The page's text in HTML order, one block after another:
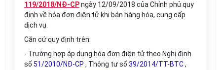
119/2018/NĐ-CPngày 12/09/2018 của Chính phủ quy
định về hóa đơn điện tử khi bán hàng hóa, cung cấp
dịch vụ.
Căn cứ quy định trên:
- Trường hợp áp dụng hóa đơn điện tử theo Nghị định
số 51/2010/NĐ-CP , Thông tư số 39/2014/TT-BTC,